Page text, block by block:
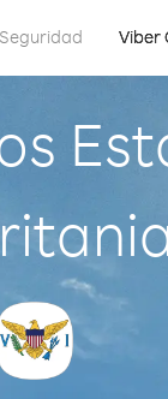
Seguridad Viber